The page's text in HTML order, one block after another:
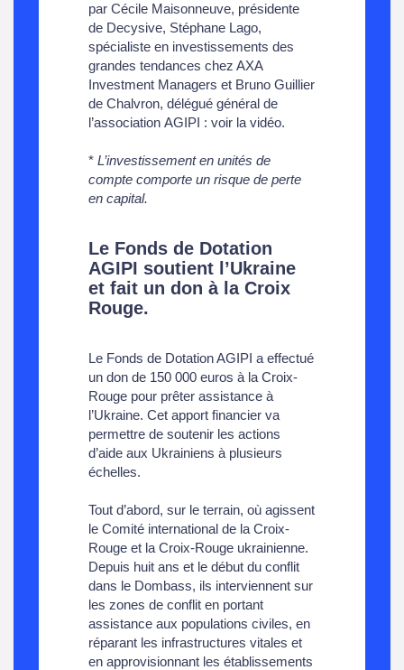
par Cécile Maisonneuve, présidente
de Decysive, Stéphane Lago,
spécialiste en investissements des
grandes tendances chez AXA
Investment Managers et Bruno Guillier
de Chalvron, délégué général de
l’association AGIPI : voir la vidéo.
* L’investissement en unités de
compte comporte un risque de perte
en capital.
Le Fonds de Dotation
AGIPI soutient l’Ukraine
et fait un don à la Croix
Rouge.
Le Fonds de Dotation AGIPI a effectué
un don de 150 000 euros à la Croix-
Rouge pour prêter assistance à
l’Ukraine. Cet apport financier va
permettre de soutenir les actions
d’aide aux Ukrainiens à plusieurs
échelles.
Tout d’abord, sur le terrain, où agissent
le Comité international de la Croix-
Rouge et la Croix-Rouge ukrainienne.
Depuis huit ans et le début du conflit
dans le Dombass, ils interviennent sur
les zones de conflit en portant
assistance aux populations civiles, en
réparant les infrastructures vitales et
en approvisionnant les établissements